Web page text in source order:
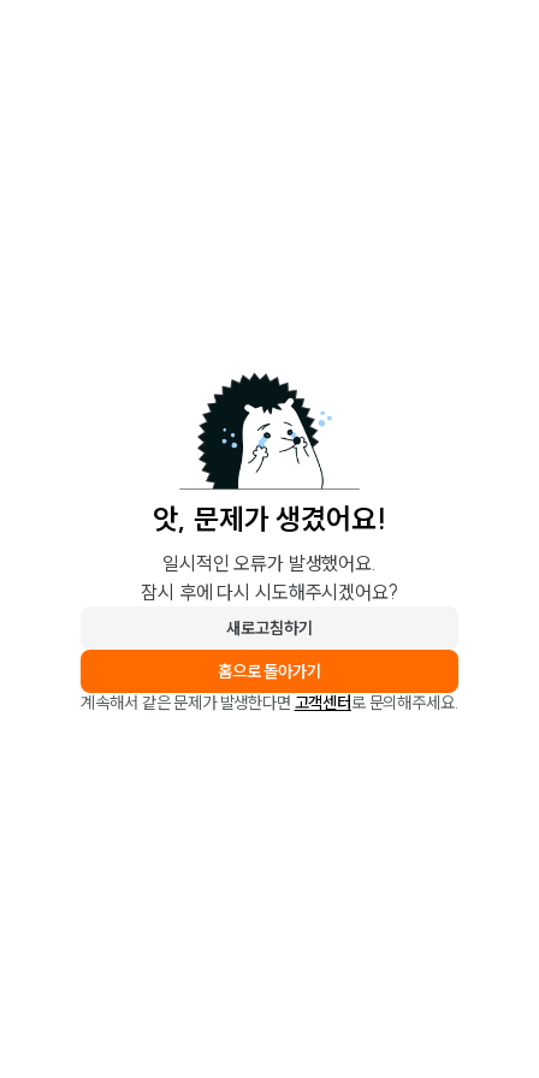
앗, 문제가 생겼어요!
일시적인 오류가 발생했어요.
잠시 후에 다시 시도해주시겠어요?
새로고침하기
홈으로 돌아가기
계속해서 같은 문제가 발생한다면 고객센터로 문의해주세요.